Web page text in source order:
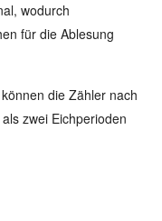
wodurch
für die Ablesung
die Zähler nach
zwei Eichperioden